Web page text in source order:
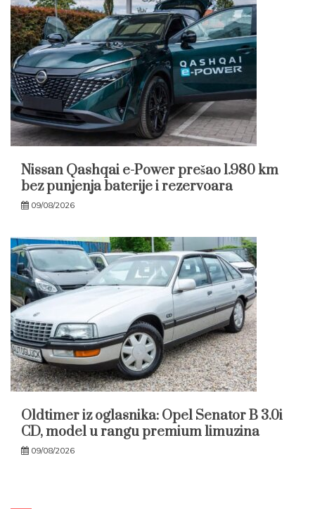
Nissan Qashqai e-Power prešao 1.980 km
bez punjenja baterije i rezervoara
09/08/2026
Oldtimer iz oglasnika: Opel Senator B 3.0i
CD, model u rangu premium limuzina
09/08/2026